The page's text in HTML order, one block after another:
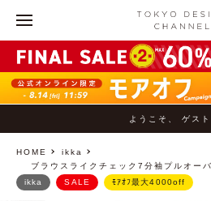
ようこそ、 ゲスト
HOME
ikka
ブラウスライクチェック7分袖プルオー
ikka SALE ﾓｱｵﾌ最大4000off